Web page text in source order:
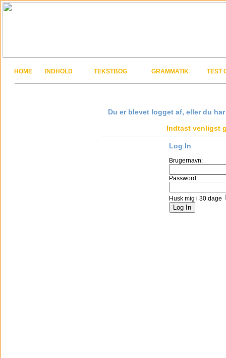
HOME INDHOLD TEKSTBOG GRAMMATIK TEST
Du er blevet logget af, eller du
Indtast venligst
Log In
Brugernavn:
Password:
Husk mig i 30 dage